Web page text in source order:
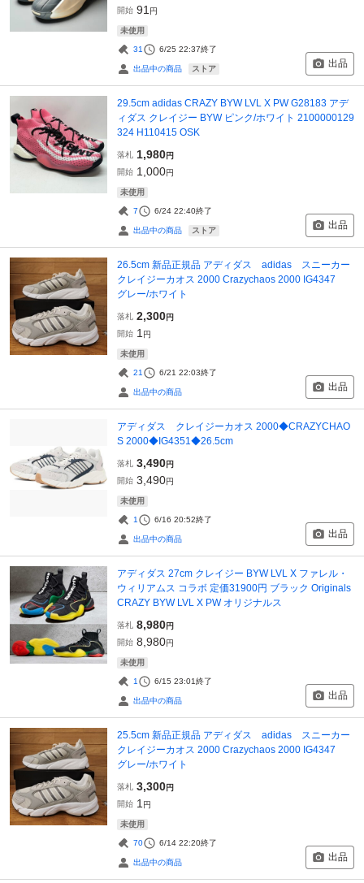
開始 91 円
未使用
31 6/25 22:37終了
出品中の商品 ストア 出品
29.5cm adidas CRAZY BYW LVL X PW G28183 アデ
ィダス クレイジー BYW ピンク/ホワイト 2100000129
324 H110415 OSK
落札 1,980円
開始 1,000円
未使用
7 6/24 22:40終了
出品中の商品 ストア 出品
26.5cm 新品正規品 アディダス adidas スニーカー
クレイジーカオス 2000 Crazychaos 2000 IG4347
グレー/ホワイト
落札 2,300円
開始 1 円
未使用
21 6/21 22:03終了
出品中の商品 出品
アディダス クレイジーカオス 2000◆CRAZYCHAO
S 2000◆IG4351◆26.5cm
落札 3,490円
開始 3,490円
未使用
1 6/16 20:52終了
出品中の商品 出品
アディダス 27cm クレイジー BYW LVL X ファレル・
ウィリアムス コラボ 定価31900円 ブラック Originals
CRAZY BYW LVL X PW オリジナルス
落札 8,980円
開始 8,980円
未使用
1 6/15 23:01終了
出品中の商品 出品
25.5cm 新品正規品 アディダス adidas スニーカー
クレイジーカオス 2000 Crazychaos 2000 IG4347
グレー/ホワイト
落札 3,300円
開始 1 円
未使用
70 6/14 22:20終了
出品中の商品 出品